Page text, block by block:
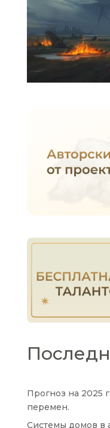
Прогноз на 2025
перемен.
Системы домов в